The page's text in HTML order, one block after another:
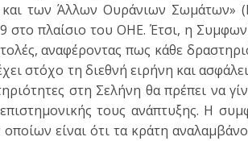
και των Άλλων Ουράνιων Σωμάτων»
στο πλαίσιο του ΟΗΕ. Έτσι, η
αναφέροντας πως κάθε
στόχο τη διεθνή ειρήνη και
στη Σελήνη θα πρέπει να
τους ανάπτυξης. Η
είναι ότι τα κράτη